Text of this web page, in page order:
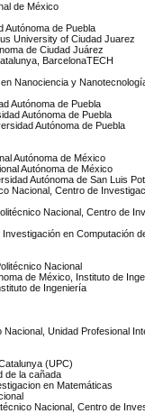
de México
Autónoma de Puebla
University of Ciudad Juarez
de Ciudad Juárez
BarcelonaTECH
en Nanociencia y
Autónoma de Puebla
Autónoma de Puebla
Autónoma de Puebla
Autónoma de México
Autónoma de México
Autónoma de San Luis
Nacional, Centro de
Nacional, Centro de
Investigación en Computación
Nacional
de México, Instituto de
de Ingeniería
Nacional, Unidad Profesional
(UPC)
de la cañada
en Matemáticas
Nacional, Centro de